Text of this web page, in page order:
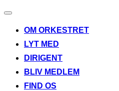
Slå
til/fraOM ORKESTRET
LYT MED
DIRIGENT
BLIV MEDLEM
FIND OS